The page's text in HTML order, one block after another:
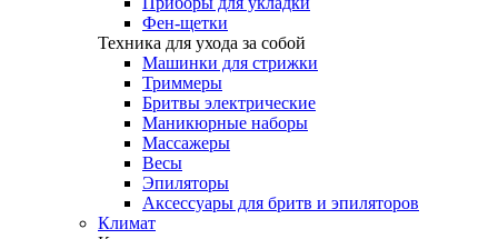
Фен-щетки
Техника для ухода за собой
Машинки для стрижки
Триммеры
Бритвы электрические
Маникюрные наборы
Массажеры
Весы
Эпиляторы
Аксессуары для бритв и эпиляторов
Климат